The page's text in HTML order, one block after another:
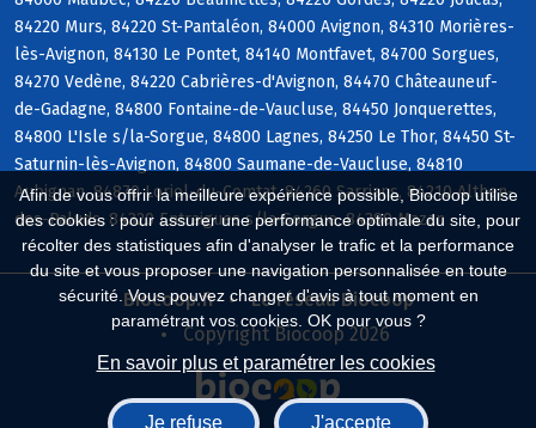
Afin de vous offrir la meilleure expérience possible, Biocoop utilise
des cookies : pour assurer une performance optimale du site, pour
récolter des statistiques afin d'analyser le trafic et la performance
du site et vous proposer une navigation personnalisée en toute
sécurité. Vous pouvez changer d'avis à tout moment en
paramétrant vos cookies. OK pour vous ?
En savoir plus et paramétrer les cookies
Je refuse J'accepte
84220 Murs, 84220 St-Pantaléon, 84000 Avignon, 84310 Morières-
lès-Avignon, 84130 Le Pontet, 84140 Montfavet, 84700 Sorgues,
84270 Vedène, 84220 Cabrières-d'Avignon, 84470 Châteauneuf-
de-Gadagne, 84800 Fontaine-de-Vaucluse, 84450 Jonquerettes,
84800 L'Isle s/la-Sorgue, 84800 Lagnes, 84250 Le Thor, 84450 St-
Saturnin-lès-Avignon, 84800 Saumane-de-Vaucluse, 84810
Aubignan, 84870 Loriol-du-Comtat, 84260 Sarrians, 84210 Althen-
des-Paluds, 84320 Entraigues s/la-Sorgue, 84380 Mazan
Biocoop.fr
Le réseau Biocoop
Copyright Biocoop 2026